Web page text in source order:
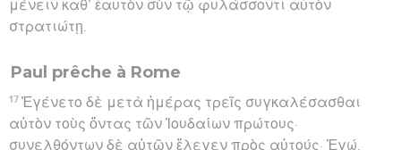
Par la richesse de son contenu, la lettre de Paul aux
Romains occupe une place privilégiée dans la prédication
Paul vient de terminer la collecte pour les chrétiens de
*Jérusalem (15.22-26) ; il est sur le point de partir pour la
Palestine (Ac 20.11). La rédaction se situe donc au cours de